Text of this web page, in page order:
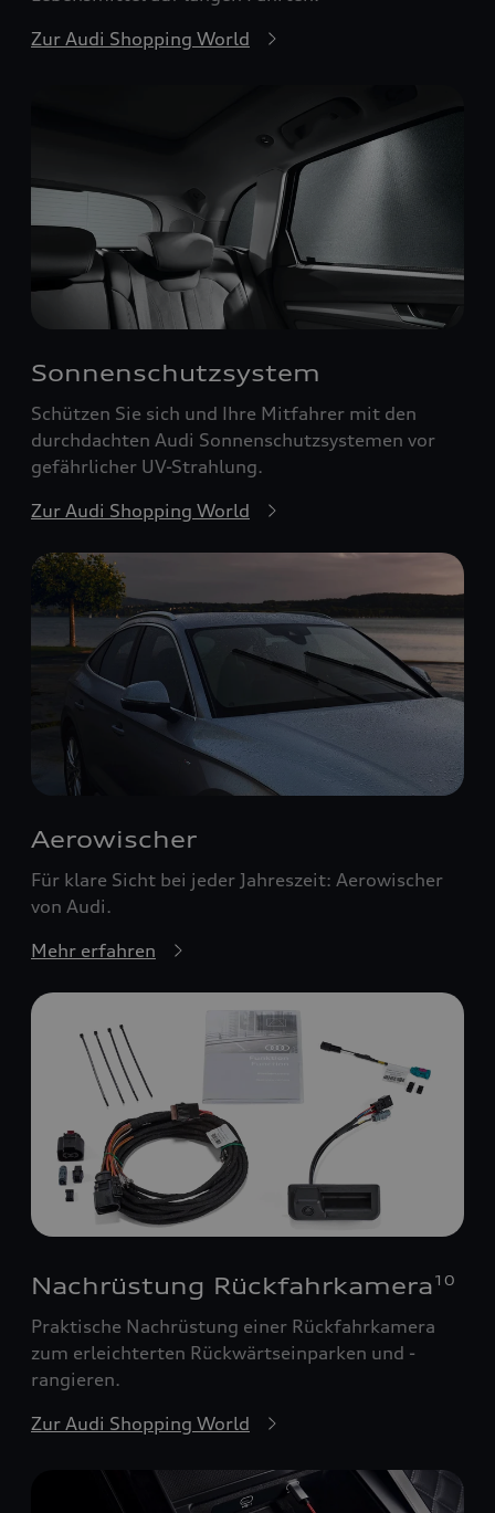
Zur Audi Shopping World
Sonnenschutzsystem
Schützen Sie sich und Ihre Mitfahrer mit den
durchdachten Audi Sonnenschutzsystemen vor
gefährlicher UV-Strahlung.
Zur Audi Shopping World
Aerowischer
Für klare Sicht bei jeder Jahreszeit: Aerowischer
von Audi.
Mehr erfahren
Nachrüstung Rückfahrkamera 10
Praktische Nachrüstung einer Rückfahrkamera
zum erleichterten Rückwärtseinparken und -
rangieren.
Zur Audi Shopping World